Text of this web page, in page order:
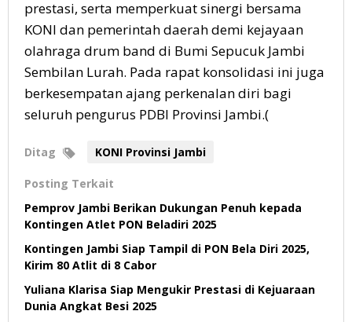
prestasi, serta memperkuat sinergi bersama
KONI dan pemerintah daerah demi kejayaan
olahraga drum band di Bumi Sepucuk Jambi
Sembilan Lurah. Pada rapat konsolidasi ini juga
berkesempatan ajang perkenalan diri bagi
seluruh pengurus PDBI Provinsi Jambi.(
Ditag KONI Provinsi Jambi
Posting Terkait
Pemprov Jambi Berikan Dukungan Penuh kepada
Kontingen Atlet PON Beladiri 2025
Kontingen Jambi Siap Tampil di PON Bela Diri 2025,
Kirim 80 Atlit di 8 Cabor
Yuliana Klarisa Siap Mengukir Prestasi di Kejuaraan
Dunia Angkat Besi 2025